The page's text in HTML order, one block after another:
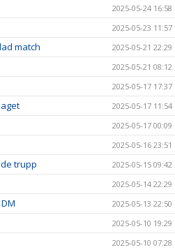
2025-05-24 16:58
2025-05-23 11:57
match 2025-05-21 22:29
2025-05-21 08:12
2025-05-17 17:37
2025-05-17 11:54
2025-05-17 00:09
2025-05-16 23:51
trupp 2025-05-15 09:42
2025-05-14 22:29
2025-05-13 22:50
2025-05-10 19:29
2025-05-10 07:28